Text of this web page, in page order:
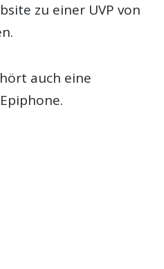
zu einer UVP von
auch eine